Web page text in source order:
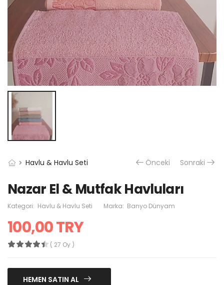
Havlu & Havlu Seti Önceki Sonraki
Nazar El & Mutfak Havluları
Kategori: Havlu & Havlu Seti Marka: Banyo Dünyam
100,00 TRY
( 27 Oy )
HEMEN SATIN AL